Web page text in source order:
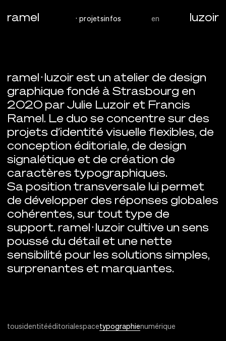
aller au contenu principal
ramel luzoir
projetsinfos en
ramel · luzoir
ramel · luzoir est un atelier de design
graphique fondé à Strasbourg en
2020 par Julie Luzoir et Francis
Ramel. Le duo se concentre sur des
projets d’identité visuelle flexibles, de
conception éditoriale, de design
signalétique et de création de
caractères typographiques.
Sa position transversale lui permet
de développer des réponses globales
cohérentes, sur tout type de
support. ramel · luzoir cultive un sens
poussé du détail et une nette
sensibilité pour les solutions simples,
surprenantes et marquantes.
tousidentitééditorialespacetypographienumérique